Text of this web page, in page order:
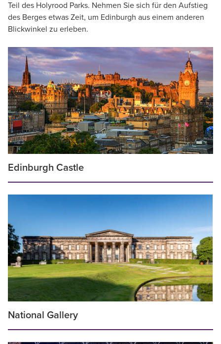
Teil des Holyrood Parks. Nehmen Sie sich für den Aufstieg
des Berges etwas Zeit, um Edinburgh aus einem anderen
Blickwinkel zu erleben.
Edinburgh Castle
National Gallery